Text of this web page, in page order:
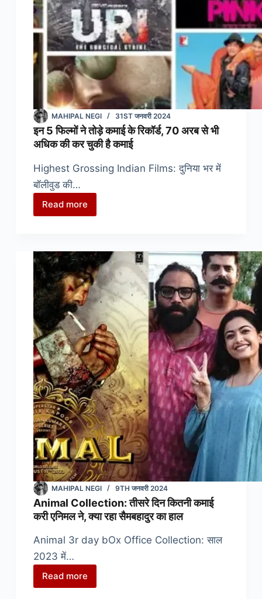
करोड
रुपए
के
मालिक
MAHIPAL NEGI 31ST जनवरी 2024
इन 5 फिल्मों ने तोड़े कमाई के रिकॉर्ड, 70‌ अरब से भी
अधिक की कर चुकी है कमाई
Highest Grossing Indian Films: दुनिया भर में
बॉलीवुड की…
Read more
इन
ने
तोड़े
कमाई
के
रिकॉर्ड,
70‌
अरब
से
भी
अधिक
की
कर
चुकी
है
कमाई
MAHIPAL NEGI 9TH जनवरी 2024
Animal Collection: तीसरे दिन कितनी कमाई
करी एनिमल ने, क्या रहा सैमबहादुर का हाल
Animal 3r day bOx Office Collection: साल
2023 में…
Read more
Animal